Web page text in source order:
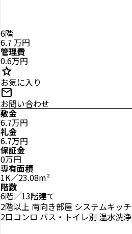
6階
6.7 万円
管理費
0.6万円
star
お気に入り
mail
お問い合わせ
敷金
6.7万円
礼金
6.7万円
保証金
0万円
専有面積
1K／23.08m²
階数
6階／13階建て
2階以上 南向き部屋 システムキッ
2口コンロ バス・トイレ別 温水洗